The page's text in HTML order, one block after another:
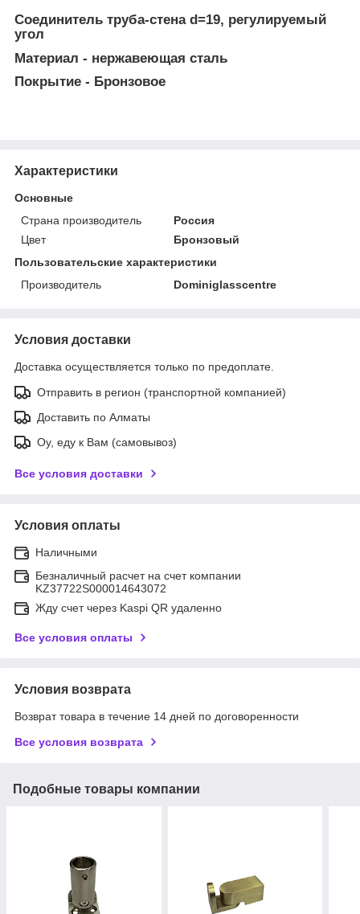
Соединитель труба-стена d=19, регулируемый
угол
Материал - нержавеющая сталь
Покрытие - Бронзовое
Характеристики
Основные
Страна производитель
Россия
Цвет
Бронзовый
Пользовательские характеристики
Производитель
Dominiglasscentre
Условия доставки
Доставка осуществляется только по предоплате.
Отправить в регион (транспортной компанией)
Доставить по Алматы
Оу, еду к Вам (самовывоз)
Все условия доставки
Условия оплаты
Наличными
Безналичный расчет на счет компании
KZ37722S000014643072
Жду счет через Kaspi QR удаленно
Все условия оплаты
Условия возврата
Возврат товара в течение 14 дней по договоренности
Все условия возврата
Подобные товары компании